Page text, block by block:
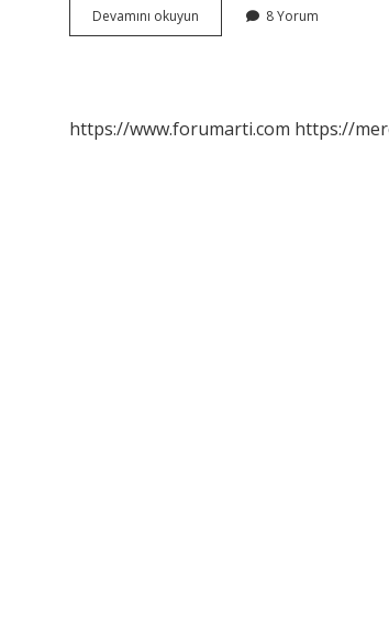
Devamını okuyun
Aksaray
8 Yorum
https://www.forumarti.com https://